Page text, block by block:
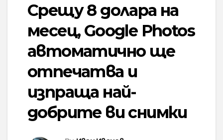
Срещу 8 долара на
месец, Google Photos
автоматично ще
отпечатва и
изпраща най-
добрите ви снимки